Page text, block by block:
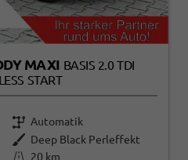
MAXI BASIS 2.0 TDI
START
Automatik
Deep Black Perleffekt
20 km